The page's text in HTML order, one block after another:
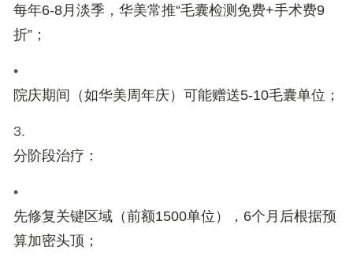
每年6-8月 淡季，华美常推“毛囊检测免费+手术费9
折”；
•
院庆期间（如华美周年庆）可能赠送5-10毛囊单位；
3.
分阶段治疗 ：
•
先修复关键区域（前额1500单位），6个月后根据预
算加密头顶；